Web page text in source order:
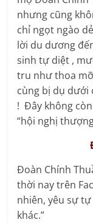
nhưng cũng
chỉ ngọt ngào
lời du dương
sinh tự diệt ,
tru như thoa
cùng bị dụ dưới
! Đây không
“hội nghị
Đoàn Chính
thời nay trên
nhiên, yêu sự
khác.”